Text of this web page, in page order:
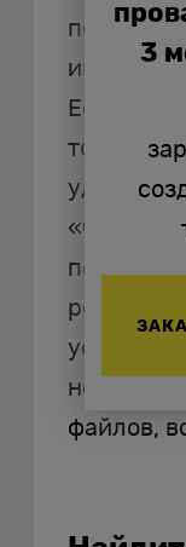
помощью
Если при
то
удалить.
нет
файлов,
3